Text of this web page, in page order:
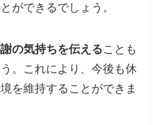
ができるでしょう。
の気持ちを伝えることも
。これにより、今後も休
を維持することができま